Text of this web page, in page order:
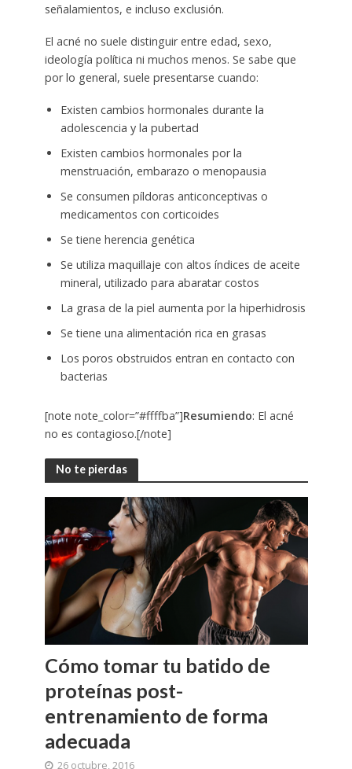
señalamientos, e incluso exclusión.
El acné no suele distinguir entre edad, sexo,
ideología política ni muchos menos. Se sabe que
por lo general, suele presentarse cuando:
Existen cambios hormonales durante la
adolescencia y la pubertad
Existen cambios hormonales por la
menstruación, embarazo o menopausia
Se consumen píldoras anticonceptivas o
medicamentos con corticoides
Se tiene herencia genética
Se utiliza maquillaje con altos índices de aceite
mineral, utilizado para abaratar costos
La grasa de la piel aumenta por la hiperhidrosis
Se tiene una alimentación rica en grasas
Los poros obstruidos entran en contacto con
bacterias
[note note_color=”#ffffba”]Resumiendo: El acné
no es contagioso.[/note]
No te pierdas
Cómo tomar tu batido de
proteínas post-
entrenamiento de forma
adecuada
26 octubre, 2016